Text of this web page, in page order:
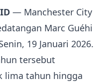
— Manchester City
Marc Guéhi
19 Januari 2026.
tersebut
lima tahun hingga